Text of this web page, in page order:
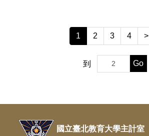
1 2 3 4 >
到 Go
國立臺北教育大學主計室